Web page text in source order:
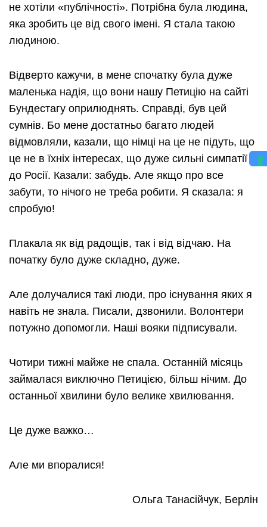
не хотіли «публічності». Потрібна була людина,
яка зробить це від свого імені. Я стала такою
людиною.
Відверто кажучи, в мене спочатку була дуже
маленька надія, що вони нашу Петицію на сайті
Бундестагу оприлюднять. Справді, був цей
сумнів. Бо мене достатньо багато людей
відмовляли, казали, що німці на це не підуть, що
це не в їхніх інтересах, що дуже сильні симпатії
до Росії. Казали: забудь. Але якщо про все
забути, то нічого не треба робити. Я сказала: я
спробую!
Плакала як від радощів, так і від відчаю. На
початку було дуже складно, дуже.
Але долучалися такі люди, про існування яких я
навіть не знала. Писали, дзвонили. Волонтери
потужно допомогли. Наші вояки підписували.
Чотири тижні майже не спала. Останній місяць
займалася виключно Петицією, більш нічим. До
останньої хвилини було велике хвилювання.
Це дуже важко…
Але ми впоралися!
Ольга Танасійчук, Берлін